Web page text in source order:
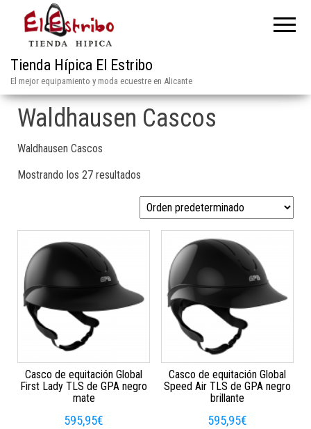
Tienda Hípica El Estribo
El mejor equipamiento y moda ecuestre en Alicante
Waldhausen Cascos
Waldhausen Cascos
Mostrando los 27 resultados
Casco de equitación Global
First Lady TLS de GPA negro
mate
595,95€
Casco de equitación Global
Speed Air TLS de GPA negro
brillante
595,95€